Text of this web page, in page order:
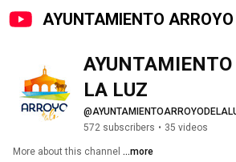
AYUNTAMIENTO
AYUNTAMIENTO
LA LUZ
572 subscribers • 35 videos
More about this channel ...more